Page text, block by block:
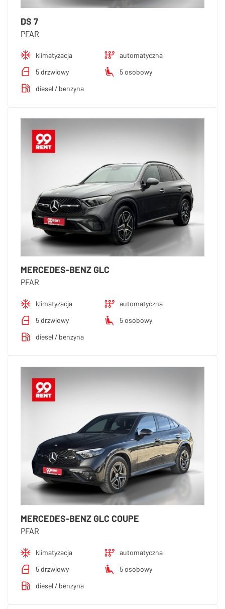
DS 7
PFAR
klimatyzacja
automatyczna
5 drzwiowy
5 osobowy
diesel / benzyna
MERCEDES-BENZ GLC
PFAR
klimatyzacja
automatyczna
5 drzwiowy
5 osobowy
diesel / benzyna
MERCEDES-BENZ GLC COUPE
PFAR
klimatyzacja
automatyczna
5 drzwiowy
5 osobowy
diesel / benzyna